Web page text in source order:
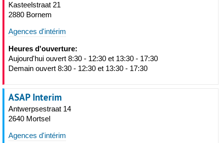
Kasteelstraat 21
2880 Bornem
Agences d'intérim
Heures d'ouverture:
Aujourd'hui ouvert 8:30 - 12:30 et 13:30 - 17:30
Demain ouvert 8:30 - 12:30 et 13:30 - 17:30
ASAP Interim
Antwerpsestraat 14
2640 Mortsel
Agences d'intérim